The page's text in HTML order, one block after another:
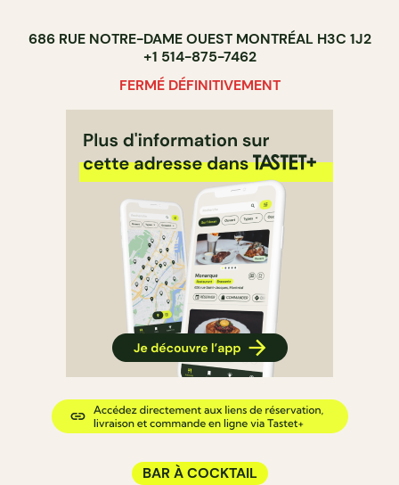
686 RUE NOTRE-DAME OUEST MONTRÉAL H3C 1J2
+1 514-875-7462
FERMÉ DÉFINITIVEMENT
BAR À COCKTAIL